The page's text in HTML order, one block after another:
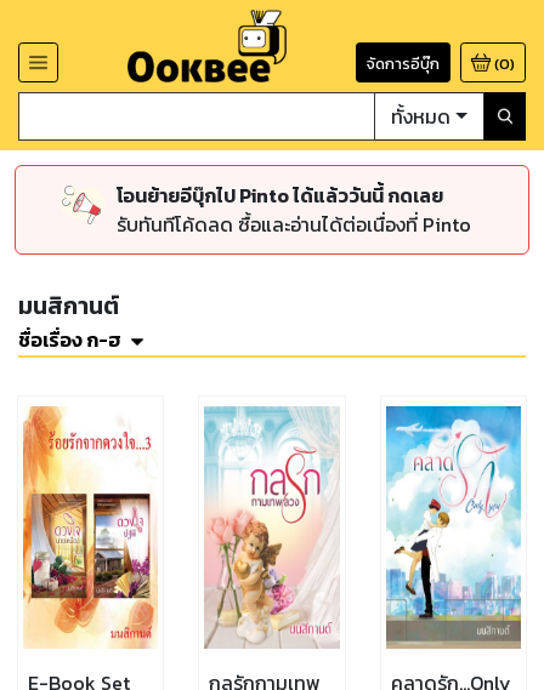
จัดการอีบุ๊ก (0)
ทั้งหมด
โอนย้ายอีบุ๊กไป Pinto ได้แล้ววันนี้ กดเลย
รับทันทีโค้ดลด ซื้อและอ่านได้ต่อเนื่องที่ Pinto
มนสิกานต์
ชื่อเรื่อง ก-ฮ
E-Book Set
กลรักกามเทพ
คลาดรัก...Only